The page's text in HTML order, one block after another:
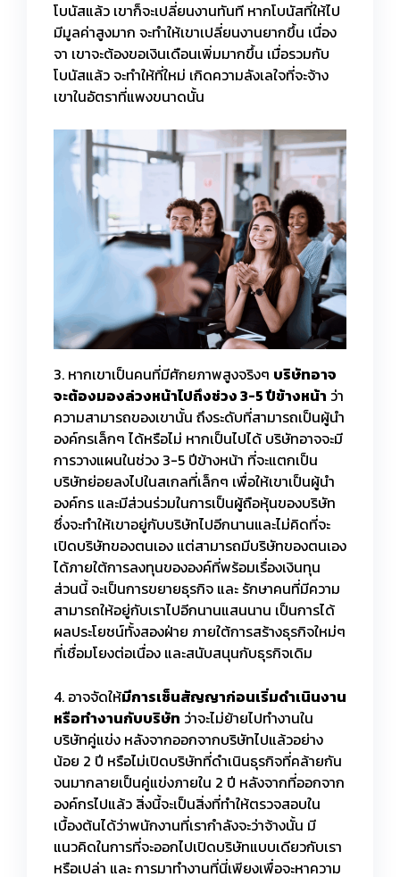
โบนัสแล้ว เขาก็จะเปลี่ยนงานทันที หากโบนัสที่ให้ไป
มีมูลค่าสูงมาก จะทำให้เขาเปลี่ยนงานยากขึ้น เนื่อง
จา เขาจะต้องขอเงินเดือนเพิ่มมากขึ้น เมื่อรวมกับ
โบนัสแล้ว จะทำให้ที่ใหม่ เกิดความลังเลใจที่จะจ้าง
เขาในอัตราที่แพงขนาดนั้น
3. หากเขาเป็นคนที่มีศักยภาพสูงจริงๆ บริษัทอาจ
จะต้องมองล่วงหน้าไปถึงช่วง 3-5 ปีข้างหน้า ว่า
ความสามารถของเขานั้น ถึงระดับที่สามารถเป็นผู้นำ
องค์กรเล็กๆ ได้หรือไม่ หากเป็นไปได้ บริษัทอาจจะมี
การวางแผนในช่วง 3-5 ปีข้างหน้า ที่จะแตกเป็น
บริษัทย่อยลงไปในสเกลที่เล็กๆ เพื่อให้เขาเป็นผู้นำ
องค์กร และมีส่วนร่วมในการเป็นผู้ถือหุ้นของบริษัท
ซึ่งจะทำให้เขาอยู่กับบริษัทไปอีกนานและไม่คิดที่จะ
เปิดบริษัทของตนเอง แต่สามารถมีบริษัทของตนเอง
ได้ภายใต้การลงทุนขององค์ที่พร้อมเรื่องเงินทุน
ส่วนนี้ จะเป็นการขยายธุรกิจ และ รักษาคนที่มีความ
สามารถให้อยู่กับเราไปอีกนานแสนนาน เป็นการได้
ผลประโยชน์ทั้งสองฝ่าย ภายใต้การสร้างธุรกิจใหม่ๆ
ที่เชื่อมโยงต่อเนื่อง และสนับสนุนกับธุรกิจเดิม
4. อาจจัดให้มีการเซ็นสัญญาก่อนเริ่มดำเนินงาน
หรือทำงานกับบริษัท ว่าจะไม่ย้ายไปทำงานใน
บริษัทคู่แข่ง หลังจากออกจากบริษัทไปแล้วอย่าง
น้อย 2 ปี หรือไม่เปิดบริษัทที่ดำเนินธุรกิจที่คล้ายกัน
จนมากลายเป็นคู่แข่งภายใน 2 ปี หลังจากที่ออกจาก
องค์กรไปแล้ว สิ่งนี้จะเป็นสิ่งที่ทำให้ตรวจสอบใน
เบื้องต้นได้ว่าพนักงานที่เรากำลังจะว่าจ้างนั้น มี
แนวคิดในการที่จะออกไปเปิดบริษัทแบบเดียวกับเรา
หรือเปล่า และ การมาทำงานที่นี่เพียงเพื่อจะหาความ